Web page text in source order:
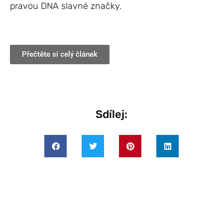
pravou DNA slavné značky.
Přečtěte si celý článek
Sdílej: